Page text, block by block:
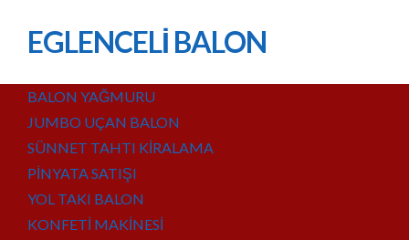
EGLENCELİ BALON
BALON YAĞMURU
JUMBO UÇAN BALON
SÜNNET TAHTI KİRALAMA
PİNYATA SATIŞI
YOL TAKI BALON
KONFETİ MAKİNESİ